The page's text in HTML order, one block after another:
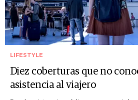
LIFESTYLE
Diez coberturas que no
asistencia al viajero